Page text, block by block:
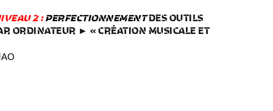
2 :PERFECTIONNEMENTDES OUTILS
ORDINATEUR ► « CRÉATION MUSICALE ET